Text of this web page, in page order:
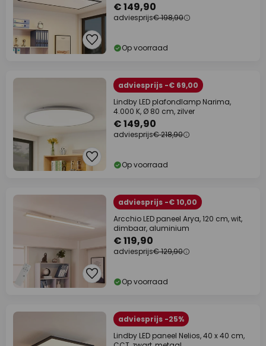
€ 149,90
adviesprijs€ 198,90
Op voorraad
adviesprijs -€ 69,00
Lindby LED plafondlamp Narima,
4.000 K, Ø 80 cm, zilver
€ 149,90
adviesprijs€ 218,90
Op voorraad
adviesprijs -€ 10,00
Arcchio LED paneel Arya, 120 cm, wit,
dimbaar, aluminium
€ 119,90
adviesprijs€ 129,90
Op voorraad
adviesprijs -25%
Lindby LED paneel Nelios, 40 x 40 cm,